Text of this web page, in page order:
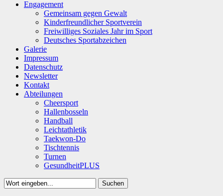
Engagement
Gemeinsam gegen Gewalt
Kinderfreundlicher Sportverein
Freiwilliges Soziales Jahr im Sport
Deutsches Sportabzeichen
Galerie
Impressum
Datenschutz
Newsletter
Kontakt
Abteilungen
Cheersport
Hallenbosseln
Handball
Leichtathletik
Taekwon-Do
Tischtennis
Turnen
GesundheitPLUS
Suchen